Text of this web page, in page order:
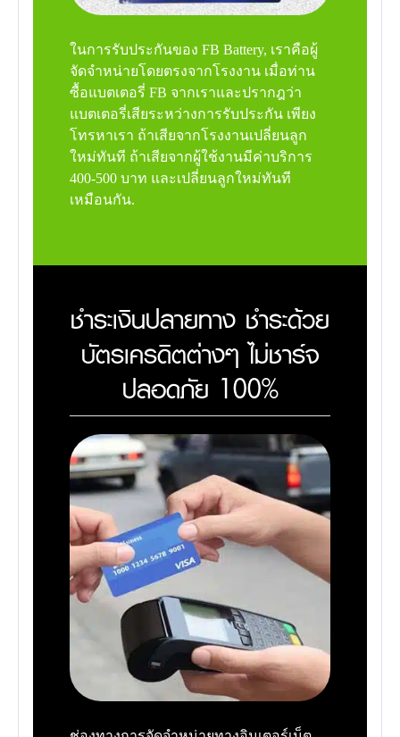
ในการรับประกันของ FB Battery, เราคือผู้
จัดจำหน่ายโดยตรงจากโรงงาน เมื่อท่าน
ซื้อแบตเตอรี่ FB จากเราและปรากฎว่า
แบตเตอรี่เสียระหว่างการรับประกัน เพียง
โทรหาเรา ถ้าเสียจากโรงงานเปลี่ยนลูก
ใหม่ทันที ถ้าเสียจากผู้ใช้งานมีค่าบริการ
400-500 บาท และเปลี่ยนลูกใหม่ทันที
เหมือนกัน.
ชำระเงินปลายทาง ชำระด้วย
บัตรเครดิตต่างๆ ไม่ชาร์จ
ปลอดภัย 100%